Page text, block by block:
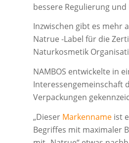
bessere Regulierung
Inzwischen gibt es mehr
Natrue -Label für die
Naturkosmetik
NAMBOS entwickelte in
Interessengemeinschaft
Verpackungen
„Dieser Markenname ist
Begriffes mit maximaler